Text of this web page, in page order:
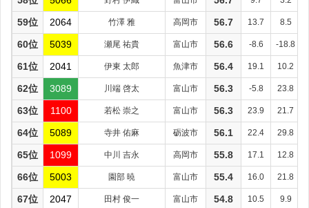
59位 2064 竹澤 雅 高岡市 56.7 13.7 8.5
60位 5039 瀬尾 祐貴 富山市 56.6 -8.6 -18.8
61位 2041 伊東 太郎 魚津市 56.4 19.1 10.2
62位 3089 川端 啓太 富山市 56.3 -5.8 23.8
63位 1100 若松 崇之 富山市 56.3 23.9 21.7
64位 5089 寺井 佑麻 砺波市 56.1 22.4 29.8
65位 1099 中川 吉永 高岡市 55.8 17.1 12.8
66位 5003 園部 暁 富山市 55.4 16.0 21.8
67位 2047 田村 俊一 富山市 54.8 10.5 9.9